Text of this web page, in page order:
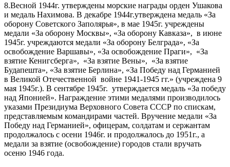
8.Весной 1944г. утверждены морские награды орден Ушакова
и медаль Нахимова. В декабре 1944г.утверждена медаль «За
оборону Советского Заполярья», в мае 1945г. учреждены
медали «За оборону Москвы», «За оборону Кавказа», в июне
1945г. учреждаются медали «За оборону Белграда», «За
освобождение Варшавы», «За освобождение Праги», «За
взятие Кенигсберга», «За взятие Вены», «За взятие
Будапешта», «За взятие Берлина», «За Победу над Германией
в Великой Отечественной войне 1941-1945 гг.» (учреждена 9
мая 1945г.). В сентябре 1945г. утверждается медаль «За победу
над Японией». Награждение этими медалями производилось
указами Президиума Верховного Совета СССР по спискам,
представляемым командирами частей. Вручение медали «За
Победу над Германией», офицерам, солдатам и сержантам
продолжалось с осени 1946г. и продолжалось до 1951г., а
медали за взятие (освобождение) городов стали вручать
осеню 1946 года.